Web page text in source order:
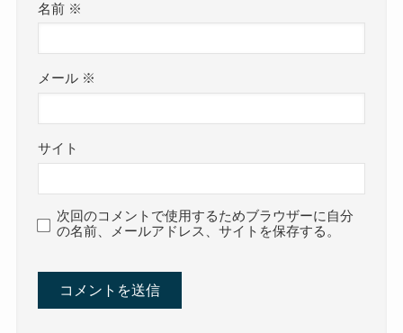
名前 ※
メール ※
サイト
次回のコメントで使用するためブラウザーに自分
の名前、メールアドレス、サイトを保存する。